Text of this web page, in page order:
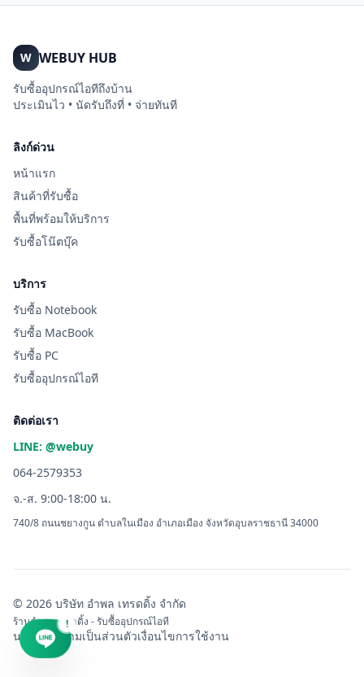
!
W WEBUY HUB
รับซื้ออุปกรณ์ไอทีถึงบ้าน
ประเมินไว • นัดรับถึงที่ • จ่ายทันที
ลิงก์ด่วน
หน้าแรก
สินค้าที่รับซื้อ
พื้นที่พร้อมให้บริการ
รับซื้อโน๊ตบุ๊ค
บริการ
รับซื้อ Notebook
รับซื้อ MacBook
รับซื้อ PC
รับซื้ออุปกรณ์ไอที
ติดต่อเรา
LINE: @webuy
064-2579353
จ.-ส. 9:00-18:00 น.
740/8 ถนนชยางกูน ตำบลในเมือง อำเภอเมือง จังหวัดอุบลราชธานี 34000
© 2026 บริษัท อำพล เทรดดิ้ง จำกัด
ร้านอำพล เทรดดิ้ง - รับซื้ออุปกรณ์ไอที
นโยบายความเป็นส่วนตัวเงื่อนไขการใช้งาน